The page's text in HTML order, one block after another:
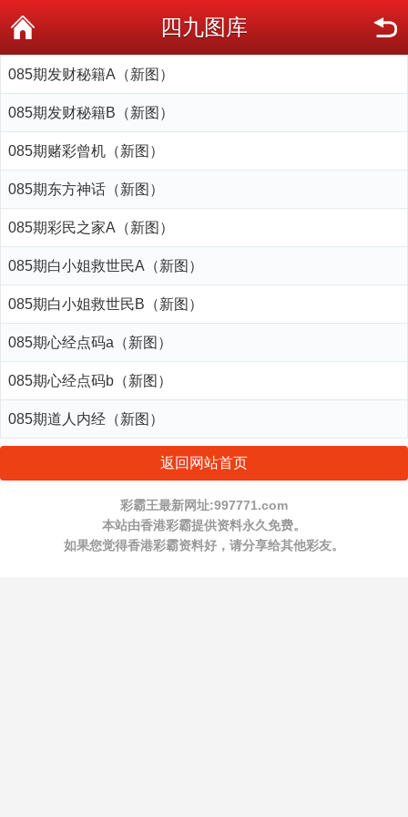
四九图库
085期发财秘籍A（新图）
085期发财秘籍B（新图）
085期赌彩曾机（新图）
085期东方神话（新图）
085期彩民之家A（新图）
085期白小姐救世民A（新图）
085期白小姐救世民B（新图）
085期心经点码a（新图）
085期心经点码b（新图）
085期道人内经（新图）
返回网站首页
彩霸王最新网址:997771.com
本站由香港彩霸提供资料永久免费。
如果您觉得香港彩霸资料好，请分享给其他彩友。